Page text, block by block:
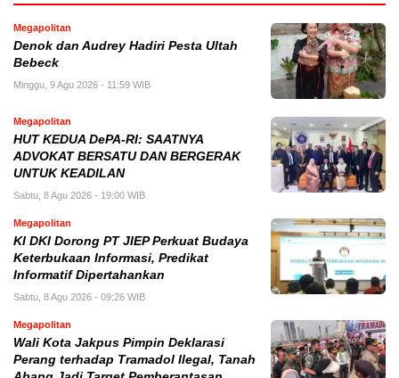
Megapolitan
Denok dan Audrey Hadiri Pesta Ultah
Bebeck
Minggu, 9 Agu 2026 - 11:59 WIB
Megapolitan
HUT KEDUA DePA-RI: SAATNYA
ADVOKAT BERSATU DAN BERGERAK
UNTUK KEADILAN
Sabtu, 8 Agu 2026 - 19:00 WIB
Megapolitan
KI DKI Dorong PT JIEP Perkuat Budaya
Keterbukaan Informasi, Predikat
Informatif Dipertahankan
Sabtu, 8 Agu 2026 - 09:26 WIB
Megapolitan
Wali Kota Jakpus Pimpin Deklarasi
Perang terhadap Tramadol Ilegal, Tanah